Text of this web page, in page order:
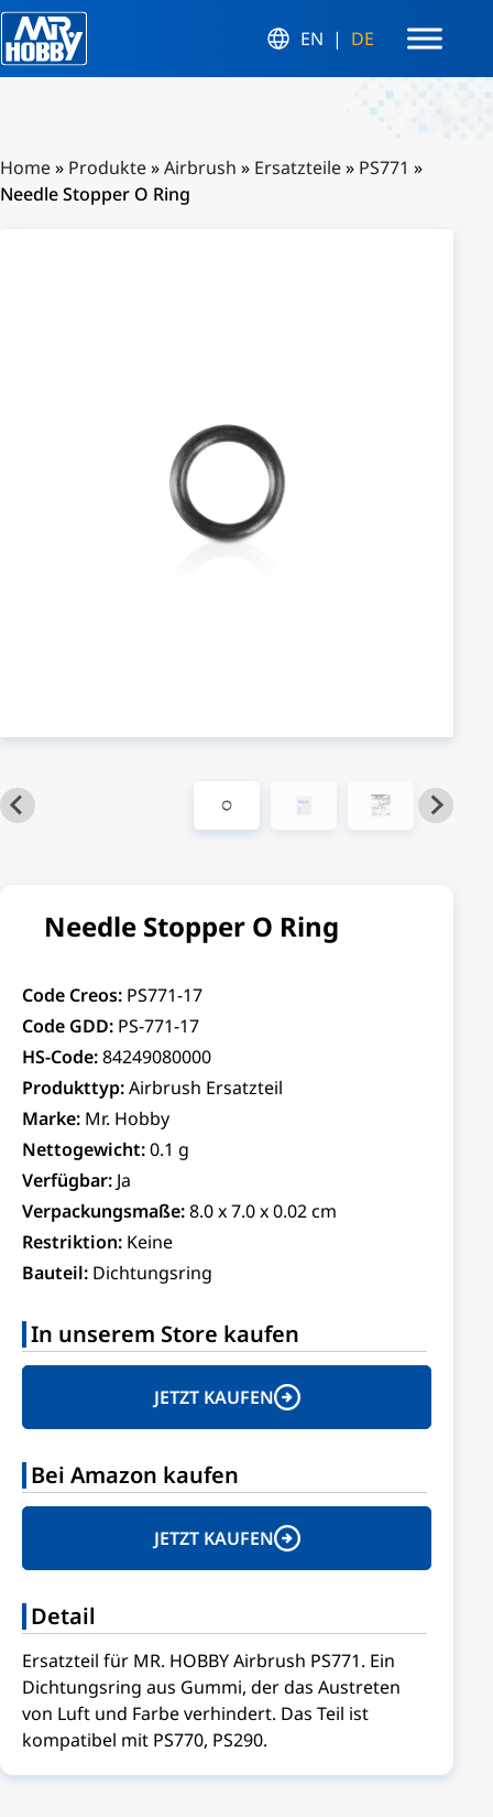
EN DE
Home» Produkte»Airbrush » Ersatzteile» PS771 »
Needle Stopper O Ring
Needle Stopper O Ring
Code Creos: PS771-17
Code GDD: PS-771-17
HS-Code:84249080000
Produkttyp:Airbrush Ersatzteil
Marke: Mr. Hobby
Nettogewicht:0.1 g
Verfügbar: Ja
Verpackungsmaße:8.0 x 7.0 x 0.02 cm
Restriktion: Keine
Bauteil: Dichtungsring
In unserem Store kaufen
JETZT KAUFEN
Bei Amazon kaufen
JETZT KAUFEN
Detail
Ersatzteil für MR. HOBBY Airbrush PS771. Ein
Dichtungsring aus Gummi, der das Austreten
von Luft und Farbe verhindert. Das Teil ist
kompatibel mit PS770, PS290.